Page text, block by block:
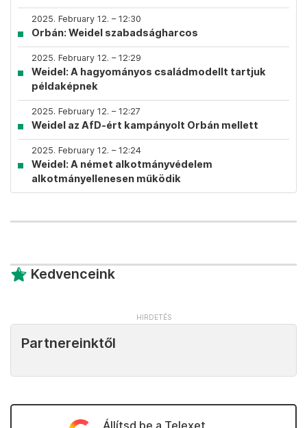
2025. February 12. – 12:30
Orbán: Weidel szabadságharcos
2025. February 12. – 12:29
Weidel: A hagyományos családmodellt tartjuk
példaképnek
2025. February 12. – 12:27
Weidel az AfD-ért kampányolt Orbán mellett
2025. February 12. – 12:24
Weidel: A német alkotmányvédelem
alkotmányellenesen működik
Kedvenceink
Partnereinktől